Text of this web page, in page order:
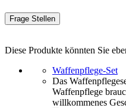
Frage Stellen
Diese Produkte könnten Sie
Waffenpflege-Set
Das
Waffenpflege
willkommenes